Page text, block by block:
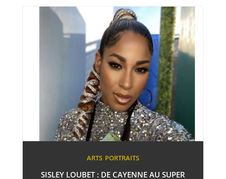
ARTS PORTRAITS
SISLEY LOUBET : DE CAYENNE AU SUPER